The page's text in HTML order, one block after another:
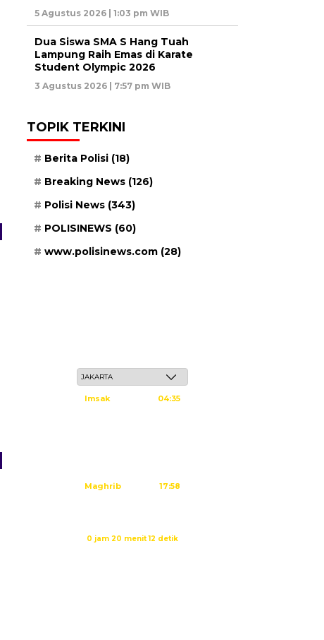
5 Agustus 2026 | 1:03 pm WIB
Dua Siswa SMA S Hang Tuah
Lampung Raih Emas di Karate
Student Olympic 2026
3 Agustus 2026 | 7:57 pm WIB
TOPIK TERKINI
Berita Polisi (18)
Breaking News (126)
Polisi News (343)
POLISINEWS (60)
www.polisinews.com (28)
Imsak 04:35
Maghrib 17:58
0 jam 20 menit 11 detik